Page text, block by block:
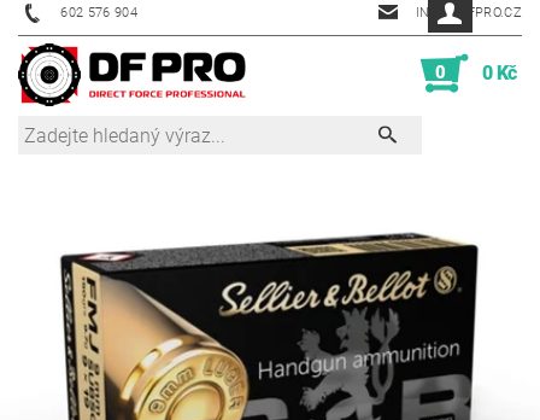
602 576 904 INFO@DFPRO.CZ
0 0 Kč